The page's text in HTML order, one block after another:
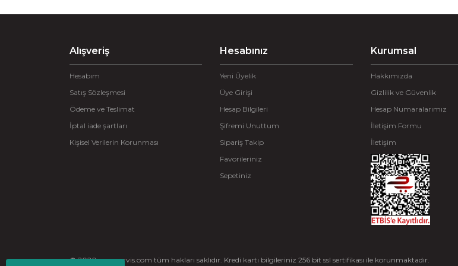
Ürün fiyatı diğer sitelerden daha pahalı.
Gönder
Alışveriş
Hesabım
Satış Sözleşmesi
Ödeme ve Teslimat
İptal iade şartları
Kişisel Verilerin Korunması
Hesabınız
Yeni Üyelik
Üye Girişi
Hesap Bilgileri
Şifremi Unuttum
Sipariş Takip
Favorileriniz
Sepetiniz
Kurumsal
Hakkımızda
Gizlilik ve Güvenlik
Hesap Numaralarımız
İletişim Formu
İletişim
© 2020 ayserservis.com tüm hakları saklıdır. Kredi kartı bilgileriniz 256 bit ssl sertifikası ile korunmaktadır.